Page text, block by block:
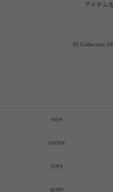
アイテム
SS Collection
NEW
OUTER
TOPS
SKIRT